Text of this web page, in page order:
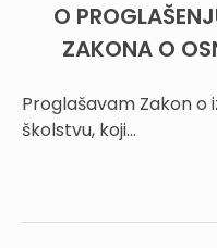
O
ZAKONA O
Proglašavam Zakon o
školstvu, koji...